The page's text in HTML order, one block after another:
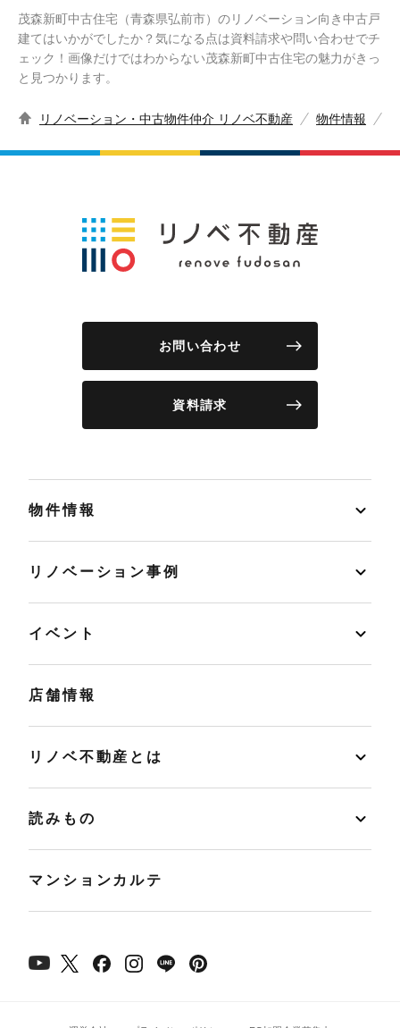
茂森新町中古住宅（青森県弘前市）のリノベーション向き中古戸
建てはいかがでしたか？気になる点は資料請求や問い合わせでチ
ェック！画像だけではわからない茂森新町中古住宅の魅力がきっ
と見つかります。
リノベーション・中古物件仲介 リノベ不動産 物件情報
お問い合わせ
資料請求
物件情報
リノベーション事例
イベント
店舗情報
リノベ不動産とは
読みもの
マンションカルテ